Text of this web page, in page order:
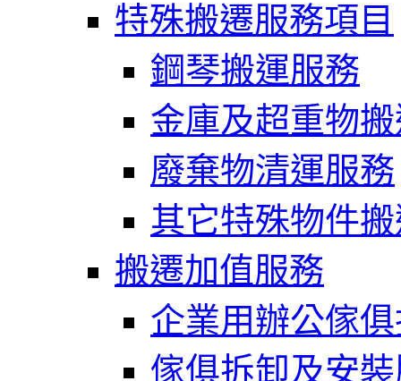
特殊搬遷服務項目
鋼琴搬運服務
金庫及超重物
廢棄物清運服務
其它特殊物件
搬遷加值服務
企業用辦公傢
傢俱拆卸及安